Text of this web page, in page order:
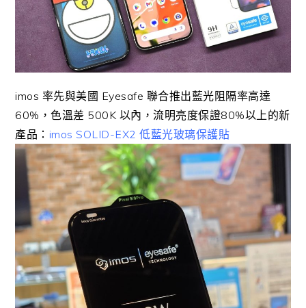
imos 率先與美國 Eyesafe 聯合推出藍光阻隔率高達
60%，色溫差 500K 以內，流明亮度保證80%以上的新
產品： imos SOLID-EX2 低藍光玻璃保護貼